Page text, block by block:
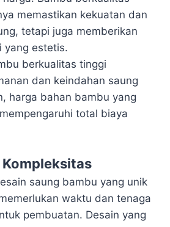
memastikan kekuatan dan
tetapi juga memberikan
yang estetis.
berkualitas tinggi
dan keindahan saung
harga bahan bambu yang
total biaya
Kompleksitas
saung bambu yang unik
waktu dan tenaga
pembuatan. Desain yang